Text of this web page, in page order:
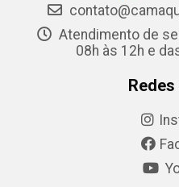
Atendimento de
08h às 12h e